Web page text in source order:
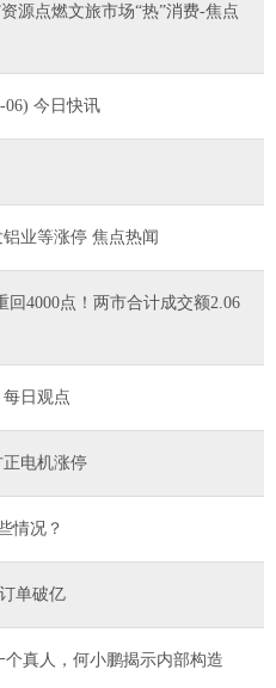
源点燃文旅市场“热”消费-焦点
06) 今日快讯
、闽发铝业等涨停 焦点热闻
回4000点！两市合计成交额2.06
日观点
正电机涨停
情况？
单破亿
真人，何小鹏揭示内部构造